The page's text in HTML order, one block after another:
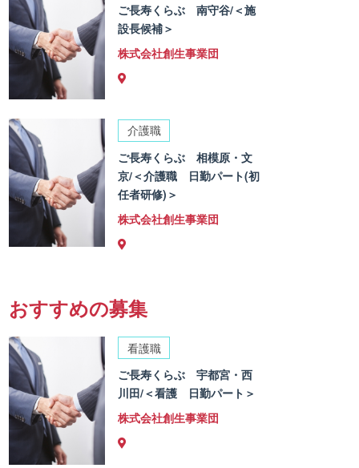
ご長寿くらぶ 南守谷/＜施
設長候補＞
株式会社創生事業団
介護職
ご長寿くらぶ 相模原・文
京/＜介護職 日勤パート(初
任者研修)＞
株式会社創生事業団
おすすめの募集
看護職
ご長寿くらぶ 宇都宮・西
川田/＜看護 日勤パート＞
株式会社創生事業団